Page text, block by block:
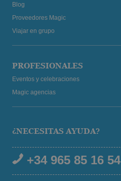
Blog
Proveedores Magic
Viajar en grupo
PROFESIONALES
Eventos y celebraciones
Magic agencias
¿NECESITAS AYUDA?
+34 965 85 16 54